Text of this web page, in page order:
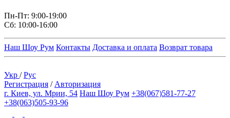
Пн-Пт: 9:00-19:00
Сб: 10:00-16:00
Наш Шоу Рум Контакты Доставка и оплата Возврат товара
Укр /Рус
Регистрация / Авторизация
г. Киев, ул. Мрии, 54 Наш Шоу Рум +38(067)581-77-27
+38(063)505-93-96